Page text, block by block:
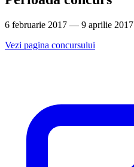
6 februarie 2017 — 9 aprilie 2017
Vezi pagina concursului